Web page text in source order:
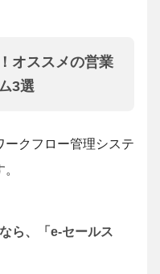
オススメの営業
3選
クフロー管理システ
ら、「e-セールス